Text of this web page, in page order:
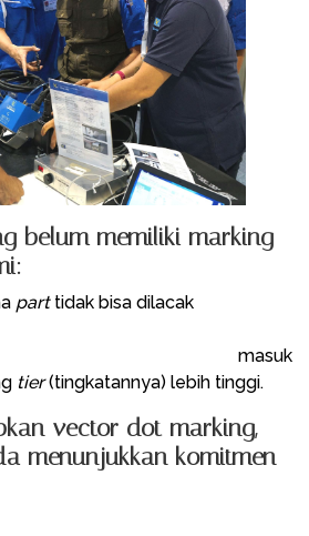
belum memiliki marking
parttidak bisa dilacak
masuk
tier(tingkatannya) lebih tinggi.
vector dot marking,
menunjukkan komitmen